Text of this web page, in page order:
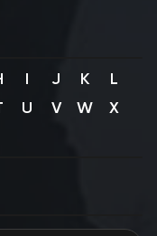
I J K
L
U V W
X